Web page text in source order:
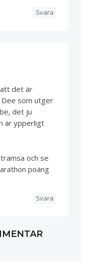
Svara
det är
Dee som utger
det ju
är ypperligt
och se
poäng
Svara